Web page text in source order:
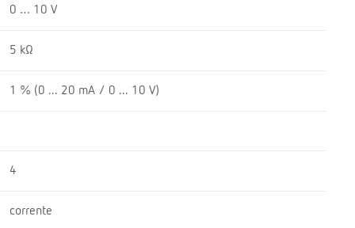
0 … 10 V
5 kΩ
1 % (0 ... 20 mA / 0 ... 10 V)
4
corrente